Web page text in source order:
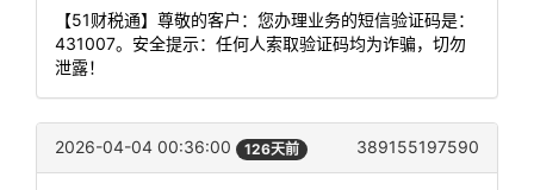
【51财税通】尊敬的客户：您办理业务的短信验证码是：
431007。安全提示：任何人索取验证码均为诈骗，切勿
泄露！
2026-04-04 00:36:00 126天前 389155197590